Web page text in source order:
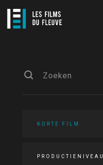
KORTE FILM
PRODUCTIENIVEAU